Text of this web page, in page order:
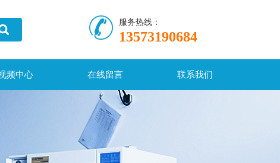
服务热线：
13573190684
频中心 在线留言 联系我们